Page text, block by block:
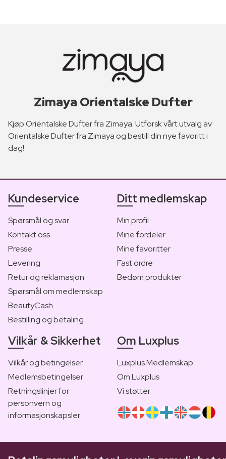
Zimaya Orientalske Dufter
Kjøp Orientalske Dufter fra Zimaya. Utforsk vårt utvalg av
Orientalske Dufter fra Zimaya og bestill din nye favoritt i
dag!
Kundeservice
Spørsmål og svar
Kontakt oss
Presse
Levering
Retur og reklamasjon
Spørsmål om medlemskap
BeautyCash
Bestilling og betaling
Ditt medlemskap
Min profil
Mine fordeler
Mine favoritter
Fast ordre
Bedøm produkter
Vilkår & Sikkerhet
Vilkår og betingelser
Medlemsbetingelser
Retningslinjer for
personvern og
informasjonskapsler
Om Luxplus
Luxplus Medlemskap
Om Luxplus
Vi støtter